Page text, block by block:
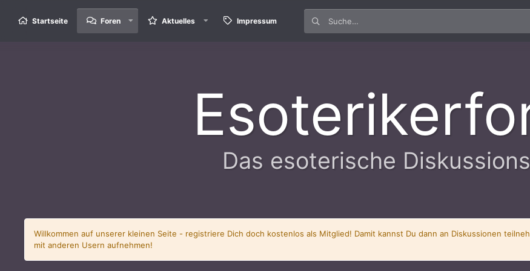
Startseite Foren Aktuelles Impressum
Das esoterische
Willkommen auf unserer kleinen Seite - registriere Dich doch kostenlos als Mitglied! Damit kannst Du dann an Diskussionen
mit anderen Usern aufnehmen!